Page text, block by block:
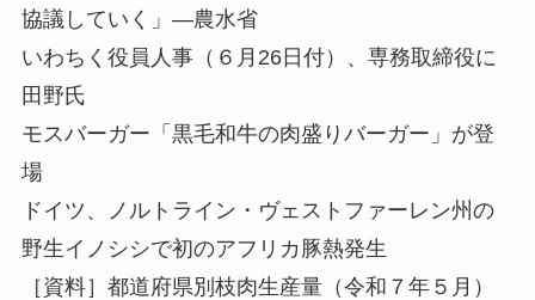
協議していく」—農水省
いわちく役員人事（６月26日付）、専務取締役に
田野氏
モスバーガー「黒毛和牛の肉盛りバーガー」が登
場
ドイツ、ノルトライン・ヴェストファーレン州の
野生イノシシで初のアフリカ豚熱発生
［資料］都道府県別枝肉生産量（令和７年５月）